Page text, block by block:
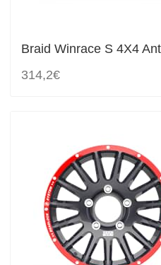
Braid Winrace S 4X4
314,2€